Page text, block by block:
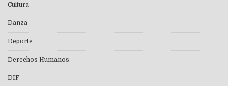
Cultura
Danza
Deporte
Derechos Humanos
DIF